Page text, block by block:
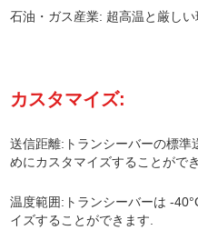
石油・ガス産業: 超高温と厳し
カスタマイズ:
送信距離:トランシーバーの標準
めにカスタマイズすることができ
温度範囲:トランシーバーは -
イズすることができます.